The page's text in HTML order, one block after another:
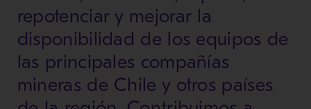
repotenciar y mejorar la
disponibilidad de los equipos de
las principales compañías
mineras de Chile y otros países